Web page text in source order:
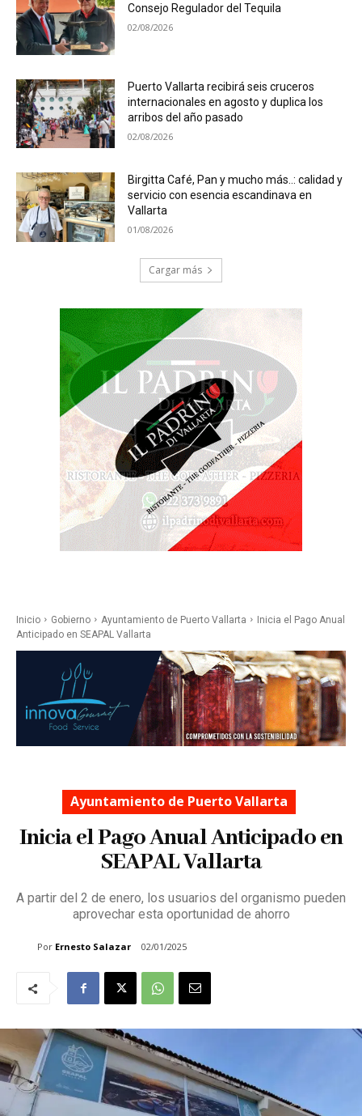
Consejo Regulador del Tequila
02/08/2026
Puerto Vallarta recibirá seis cruceros
internacionales en agosto y duplica los
arribos del año pasado
02/08/2026
Birgitta Café, Pan y mucho más..: calidad y
servicio con esencia escandinava en
Vallarta
01/08/2026
Cargar más